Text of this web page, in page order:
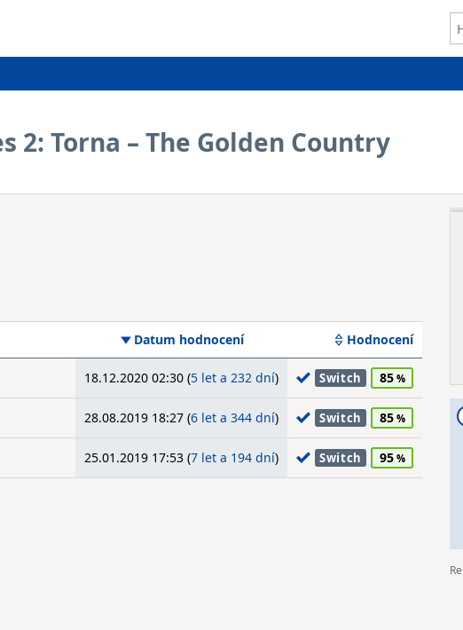
2: Torna – The Golden Country
Datum hodnocení Hodnocení
18.12.2020 02:30 (5 let a 232 dní) Switch 85
28.08.2019 18:27 (6 let a 344 dní) Switch 85
25.01.2019 17:53 (7 let a 194 dní) Switch 95